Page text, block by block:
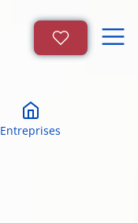
Entreprises